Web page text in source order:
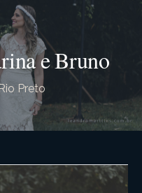
e Bruno
Preto